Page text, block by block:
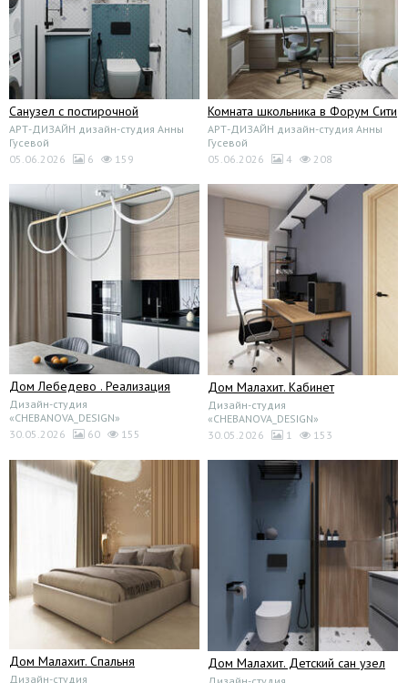
Санузел с постирочной
АРТ-ДИЗАЙН дизайн-студия Анны
Гусевой
05.06.2026
6 159
Комната школьника в Форум Сити
АРТ-ДИЗАЙН дизайн-студия Анны
Гусевой
05.06.2026
4 208
Дом Лебедево . Реализация
Дизайн-студия
«CHEBANOVA_DESIGN»
30.05.2026
60 155
Дом Малахит. Кабинет
Дизайн-студия
«CHEBANOVA_DESIGN»
30.05.2026
1 153
Дом Малахит. Спальня
Дизайн-студия
Дом Малахит. Детский сан узел